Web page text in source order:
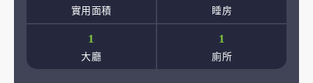
實用面積 睡房
1
大廳
1
廁所